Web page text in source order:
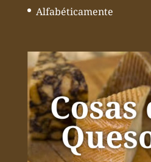
Alfabéticamente